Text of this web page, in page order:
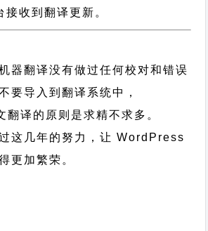
收到翻译更新。
器翻译没有做过任何校对和错误
要导入到翻译系统中，
译的原则 是求精不求多。
这几年的努力，让 WordPress
更加繁荣。